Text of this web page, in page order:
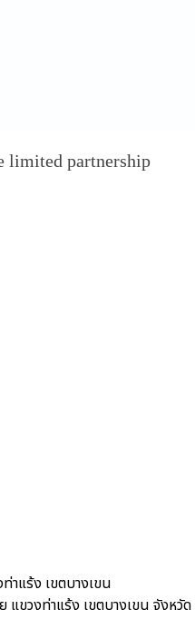
limited partnership
แร้ง เขตบางเขน
ขวงท่าแร้ง เขตบางเขน จังหวัด